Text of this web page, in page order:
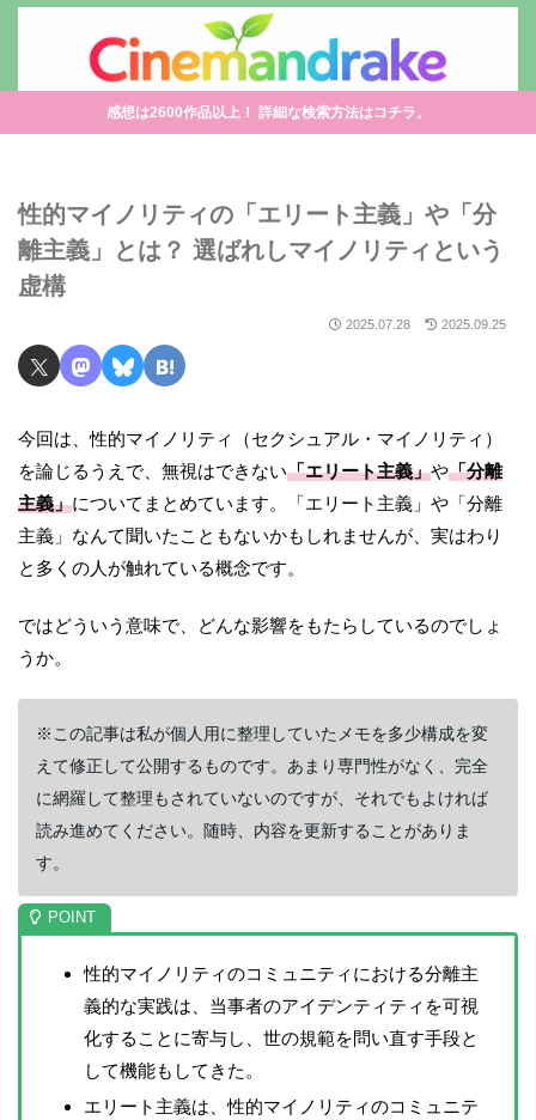
感想は2600作品以上！ 詳細な検索方法はコチラ。
性的マイノリティの「エリート主義」や「分
離主義」とは？ 選ばれしマイノリティという
虚構
2025.07.28 2025.09.25
今回は、性的マイノリティ（セクシュアル・マイノリティ）
を論じるうえで、無視はできない「エリート主義」や「分離
主義」についてまとめています。「エリート主義」や「分離
主義」なんて聞いたこともないかもしれませんが、実はわり
と多くの人が触れている概念です。
ではどういう意味で、どんな影響をもたらしているのでしょ
うか。
※この記事は私が個人用に整理していたメモを多少構成を変
えて修正して公開するものです。あまり専門性がなく、完全
に網羅して整理もされていないのですが、それでもよければ
読み進めてください。随時、内容を更新することがありま
す。
性的マイノリティのコミュニティにおける分離主
義的な実践は、当事者のアイデンティティを可視
化することに寄与し、世の規範を問い直す手段と
して機能もしてきた。
エリート主義は、性的マイノリティのコミュニテ